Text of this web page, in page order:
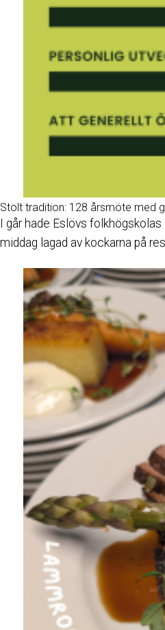
Stolt tradition: 128 årsmöte med
I går hade Eslövs
middag lagad av kockarna på